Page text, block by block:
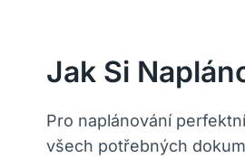
Jak Si
Pro naplánování
všech potřebných